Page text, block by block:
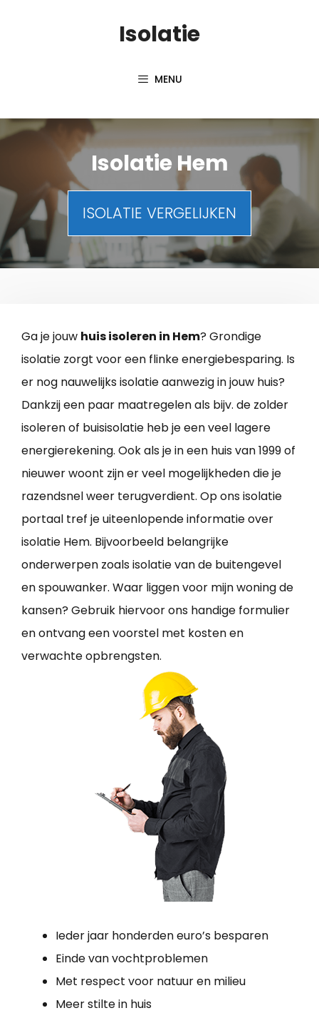
Isolatie
MENU
Isolatie Hem
ISOLATIE VERGELIJKEN
Ga je jouw huis isoleren in Hem? Grondige
isolatie zorgt voor een flinke energiebesparing. Is
er nog nauwelijks isolatie aanwezig in jouw huis?
Dankzij een paar maatregelen als bijv. de zolder
isoleren of buisisolatie heb je een veel lagere
energierekening. Ook als je in een huis van 1999 of
nieuwer woont zijn er veel mogelijkheden die je
razendsnel weer terugverdient. Op ons isolatie
portaal tref je uiteenlopende informatie over
isolatie Hem. Bijvoorbeeld belangrijke
onderwerpen zoals isolatie van de buitengevel
en spouwanker. Waar liggen voor mijn woning de
kansen? Gebruik hiervoor ons handige formulier
en ontvang een voorstel met kosten en
verwachte opbrengsten.
Ieder jaar honderden euro’s besparen
Einde van vochtproblemen
Met respect voor natuur en milieu
Meer stilte in huis